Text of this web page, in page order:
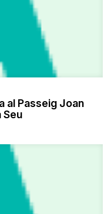
al Passeig Joan
Seu